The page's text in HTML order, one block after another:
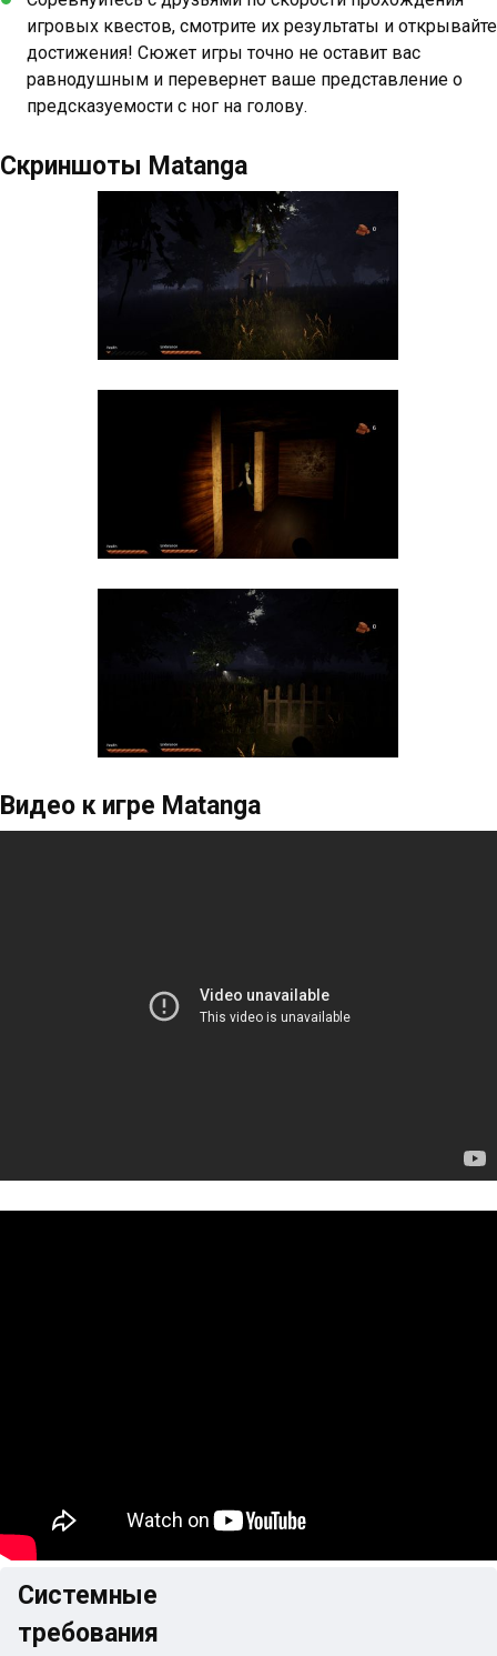
игровых квестов, смотрите их результаты и открывайте
достижения! Сюжет игры точно не оставит вас
равнодушным и перевернет ваше представление о
предсказуемости с ног на голову.
Скриншоты Matanga
Видео к игре Matanga
Системные
требования